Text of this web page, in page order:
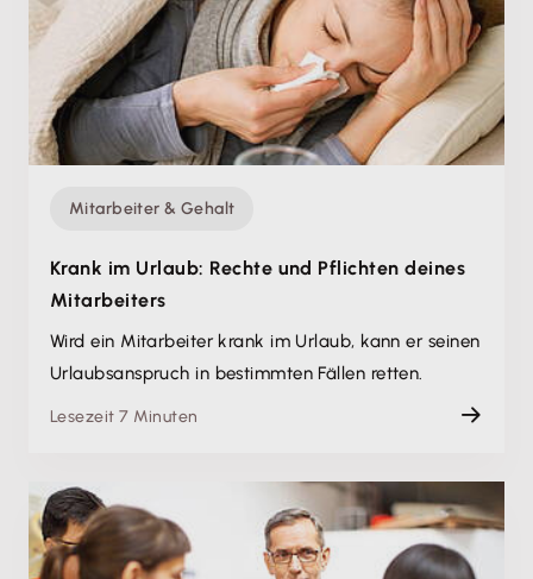
Mitarbeiter & Gehalt
Krank im Urlaub: Rechte und Pflichten deines
Mitarbeiters
Wird ein Mitarbeiter krank im Urlaub, kann er seinen
Urlaubsanspruch in bestimmten Fällen retten.
Lesezeit 7 Minuten